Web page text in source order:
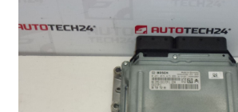
Despre noi
Finalizare comandă